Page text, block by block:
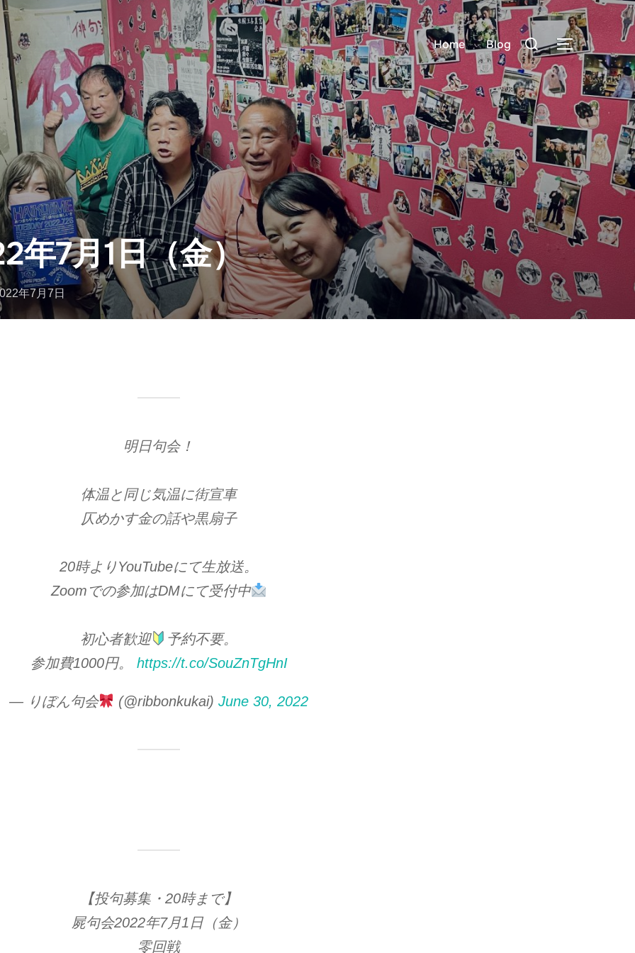
Home Blog
検
索
対
象:
サイドバー
年7月1日（金）
年7月7日
明日句会！
体温と同じ気温に街宣車
仄めかす金の話や黒扇子
20時よりYouTubeにて生放送。
Zoomでの参加はDMにて受付中
初心者歓迎
予約不要。
参加費1000円。 https://t.co/SouZnTgHnI
— りぼん句会 (@ribbonkukai)June 30, 2022
【投句募集・20時まで】
屍句会2022年7月1日（金）
零回戦